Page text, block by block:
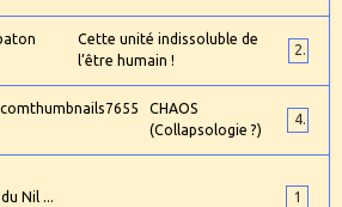
Cette unité indissoluble de
l’être humain !
2
CHAOS
(Collapsologie ?)
4
Nil ... 1